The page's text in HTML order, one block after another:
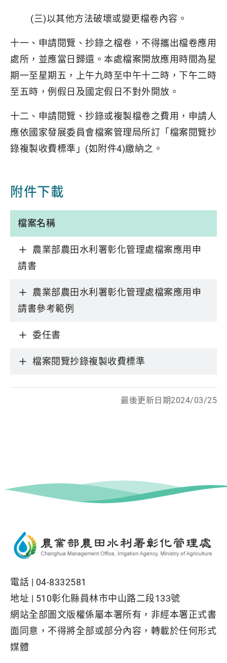
(三)以其他方法破壞或變更檔卷內容。
十一、申請閱覽、抄錄之檔卷，不得攜出檔卷應用
處所，並應當日歸還。本處檔案開放應用時間為星
期一至星期五，上午九時至中午十二時，下午二時
至五時，例假日及國定假日不對外開放。
十二、申請閱覽、抄錄或複製檔卷之費用，申請人
應依國家發展委員會檔案管理局所訂「檔案閱覽抄
錄複製收費標準」(如附件4)繳納之。
附件下載
檔案名稱
農業部農田水利署彰化管理處檔案應用申
請書
農業部農田水利署彰化管理處檔案應用申
請書參考範例
委任書
檔案閱覽抄錄複製收費標準
最後更新日期2024/03/25
電話 | 04-8332581
地址 | 510彰化縣員林市中山路二段133號
網站全部圖文版權係屬本署所有，非經本署正式書
面同意，不得將全部或部分內容，轉載於任何形式
媒體